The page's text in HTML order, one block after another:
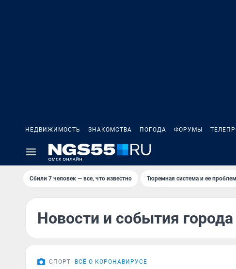
НЕДВИЖИМОСТЬ ЗНАКОМСТВА ПОГОДА ФОРУМЫ
Сбили 7 человек — все, что известно Тюремная система и ее
Новости и события
СПОРТ ВСЁ О КОРОНАВИРУСЕ